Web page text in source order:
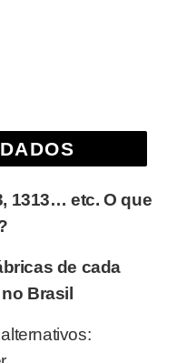
1313… etc. O que
de cada
Brasil